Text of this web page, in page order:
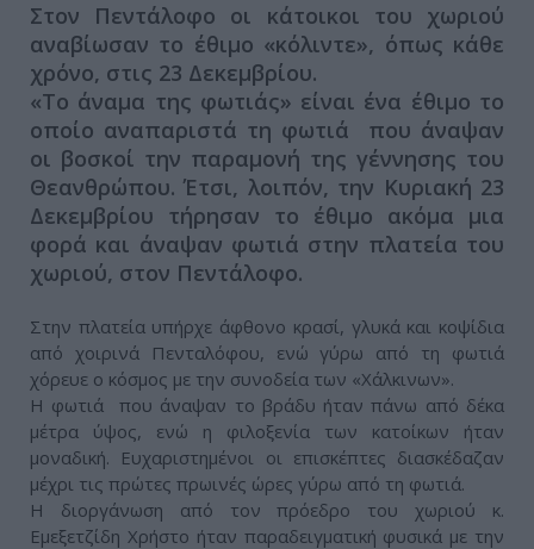
Στον Πεντάλοφο οι κάτοικοι του χωριού
αναβίωσαν το έθιμο «κόλιντε», όπως κάθε
χρόνο, στις 23 Δεκεμβρίου.
«Το άναμα της φωτιάς» είναι ένα έθιμο το
οποίο αναπαριστά τη φωτιά που άναψαν
οι βοσκοί την παραμονή της γέννησης του
Θεανθρώπου. Έτσι, λοιπόν, την Κυριακή 23
Δεκεμβρίου τήρησαν το έθιμο ακόμα μια
φορά και άναψαν φωτιά στην πλατεία του
χωριού, στον Πεντάλοφο.
Στην πλατεία υπήρχε άφθονο κρασί, γλυκά και κοψίδια
από χοιρινά Πενταλόφου, ενώ γύρω από τη φωτιά
χόρευε ο κόσμος με την συνοδεία των «Χάλκινων».
Η φωτιά που άναψαν το βράδυ ήταν πάνω από δέκα
μέτρα ύψος, ενώ η φιλοξενία των κατοίκων ήταν
μοναδική. Ευχαριστημένοι οι επισκέπτες διασκέδαζαν
μέχρι τις πρώτες πρωινές ώρες γύρω από τη φωτιά.
Η διοργάνωση από τον πρόεδρο του χωριού κ.
Εμεξετζίδη Χρήστο ήταν παραδειγματική φυσικά με την